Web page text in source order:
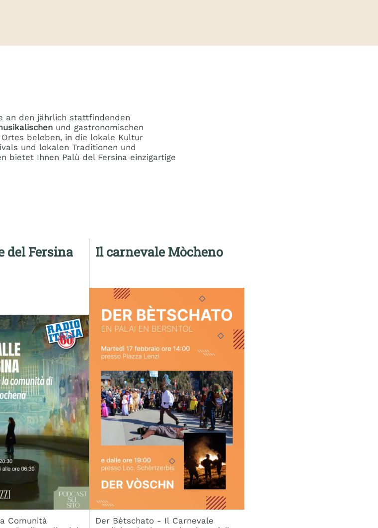
an den jährlich stattfindenden
und gastronomischen
beleben, in die lokale Kultur
und lokalen Traditionen und
bietet Ihnen Palù del Fersina einzigartige
del Fersina
Comunità
Il carnevale Mòcheno
Der Bètschato - Il Carnevale